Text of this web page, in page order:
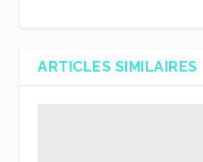
ARTICLES SIMILAIRES